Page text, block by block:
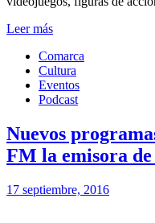
Leer más
Comarca
Cultura
Eventos
Podcast
Nuevos
FM la emisora
17 septiembre, 2016